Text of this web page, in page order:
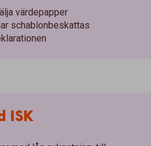
värdepapper
schablonbeskattas
ISK